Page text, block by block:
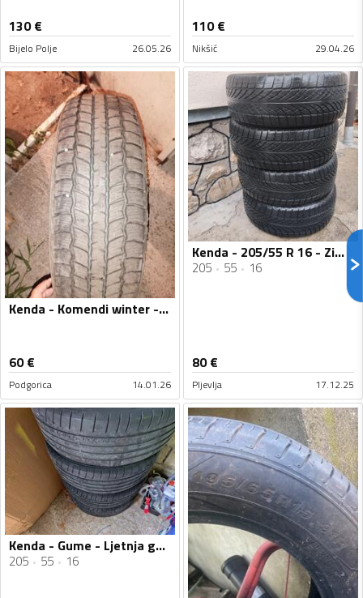
130€
Bijelo Polje 26.05.26
110€
Nikšić 29.04.26
Kenda - Komendi winter - Zimska guma
60€
Podgorica 14.01.26
Kenda - 205/55 R 16 - Zimska guma
205 55 16
80€
Pljevlja 17.12.25
Kenda - Gume - Ljetnja guma
205 55 16